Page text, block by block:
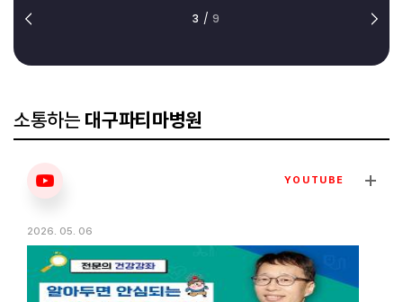
3 / 9
소통하는 대구파티마병원
YOUTUBE
2026. 05. 06